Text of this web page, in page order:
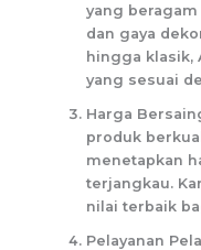
yang
dan gaya
hingga klasik,
yang sesuai
Harga
produk
menetapkan
terjangkau.
nilai terbaik
Pelayanan